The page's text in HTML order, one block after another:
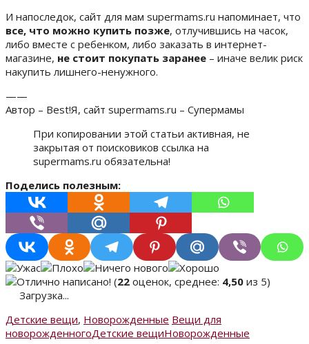
И напоследок, сайт для мам supermams.ru напоминает, что
все, что можно купить позже, отлучившись на часок,
либо вместе с ребенком, либо заказать в интернет-
магазине, не стоит покупать заранее – иначе велик риск
накупить лишнего-ненужного.
——
Автор – Best!Я, сайт supermams.ru – Супермамы
При копировании этой статьи активная, не
закрытая от поисковиков ссылка на
supermams.ru обязательна!
Поделись полезным:
(22 оценок, среднее: 4,50 из 5)
Загрузка...
Детские вещи, Новорожденные Вещи для
новорожденногоДетские вещиНоворожденные